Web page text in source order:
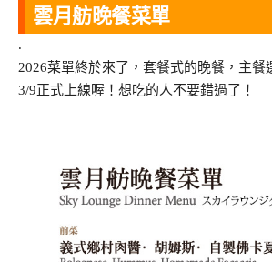
雲月舫晚餐菜單
.
2026菜單終於來了，套餐式的晚餐，主餐
3/9正式上線喔！想吃的人不要錯過了！